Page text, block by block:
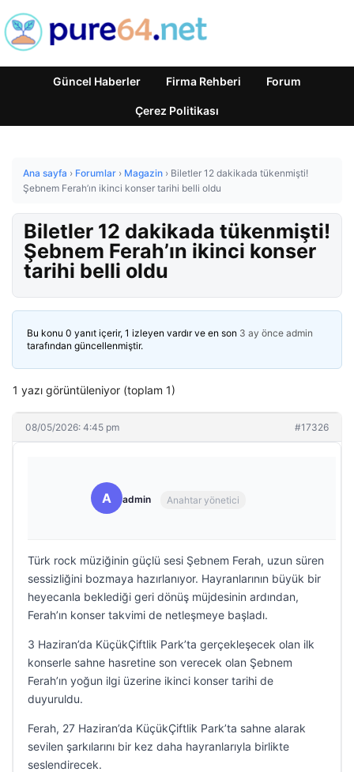
Güncel Haberler Firma Rehberi Forum
Çerez Politikası
Ana sayfa › Forumlar › Magazin › Biletler 12 dakikada tükenmişti!
Şebnem Ferah’ın ikinci konser tarihi belli oldu
Biletler 12 dakikada tükenmişti!
Şebnem Ferah’ın ikinci konser
tarihi belli oldu
Bu konu 0 yanıt içerir, 1 izleyen vardır ve en son 3 ay önce admin
tarafından güncellenmiştir.
1 yazı görüntüleniyor (toplam 1)
08/05/2026: 4:45 pm #17326
A admin Anahtar yönetici
Türk rock müziğinin güçlü sesi Şebnem Ferah, uzun süren
sessizliğini bozmaya hazırlanıyor. Hayranlarının büyük bir
heyecanla beklediği geri dönüş müjdesinin ardından,
Ferah’ın konser takvimi de netleşmeye başladı.
3 Haziran’da KüçükÇiftlik Park’ta gerçekleşecek olan ilk
konserle sahne hasretine son verecek olan Şebnem
Ferah’ın yoğun ilgi üzerine ikinci konser tarihi de
duyuruldu.
Ferah, 27 Haziran’da KüçükÇiftlik Park’ta sahne alarak
sevilen şarkılarını bir kez daha hayranlarıyla birlikte
seslendirecek.